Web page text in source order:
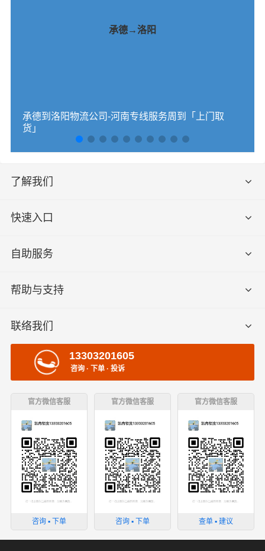
承德→洛阳
承德到洛阳物流公司-河南专线服务周到「上门取
货」
了解我们
快速入口
自助服务
帮助与支持
联络我们
13303201605
咨询 · 下单 · 投诉
官方微信客服
咨询 ▪ 下单
官方微信客服
咨询 ▪ 下单
官方微信客服
查单 ▪ 建议